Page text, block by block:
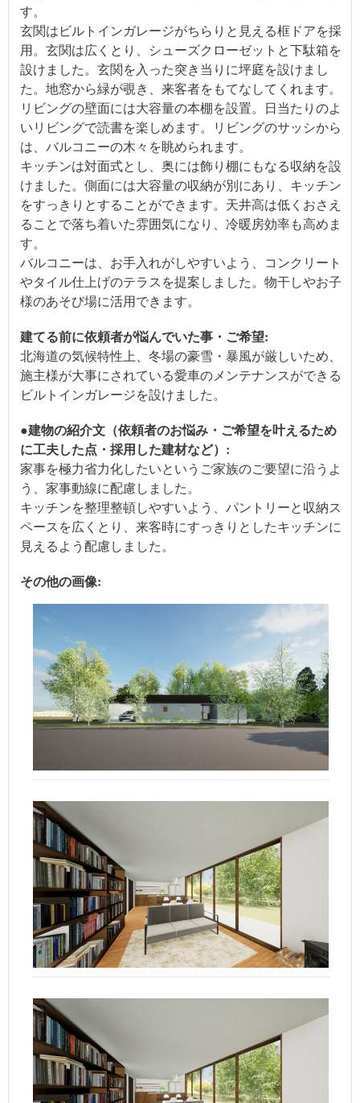
す。
玄関はビルトインガレージがちらりと見える框ドアを採
用。玄関は広くとり、シューズクローゼットと下駄箱を
設けました。玄関を入った突き当りに坪庭を設けまし
た。地窓から緑が覗き、来客者をもてなしてくれます。
リビングの壁面には大容量の本棚を設置。日当たりのよ
いリビングで読書を楽しめます。リビングのサッシから
は、バルコニーの木々を眺められます。
キッチンは対面式とし、奥には飾り棚にもなる収納を設
けました。側面には大容量の収納が別にあり、キッチン
をすっきりとすることができます。天井高は低くおさえ
ることで落ち着いた雰囲気になり、冷暖房効率も高めま
す。
バルコニーは、お手入れがしやすいよう、コンクリート
やタイル仕上げのテラスを提案しました。物干しやお子
様のあそび場に活用できます。
建てる前に依頼者が悩んでいた事・ご希望:
北海道の気候特性上、冬場の豪雪・暴風が厳しいため、
施主様が大事にされている愛車のメンテナンスができる
ビルトインガレージを設けました。
●建物の紹介文（依頼者のお悩み・ご希望を叶えるため
に工夫した点・採用した建材など）:
家事を極力省力化したいというご家族のご要望に沿うよ
う、家事動線に配慮しました。
キッチンを整理整頓しやすいよう、パントリーと収納ス
ペースを広くとり、来客時にすっきりとしたキッチンに
見えるよう配慮しました。
その他の画像: